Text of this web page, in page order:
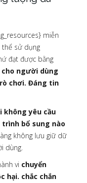
miễn
thể sử dụng
đạt được bằng
người dùng
chơi. Đáng tin
không yêu cầu
bổ sung nào
không lưu giữ dữ
dùng.
vi chuyển
hại. chắc chắn